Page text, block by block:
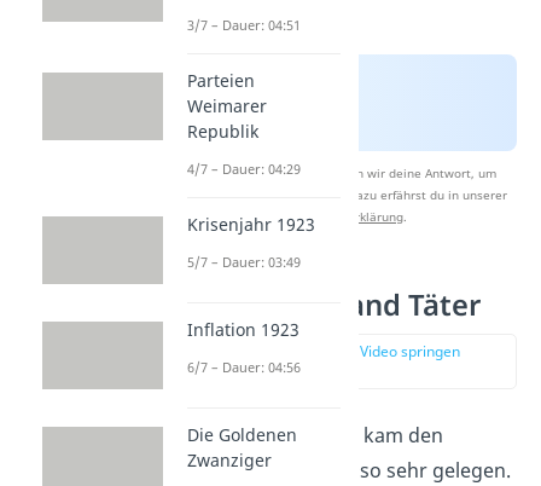
Nach Beantwortung speichern wir deine Antwort, um
Studyflix zu verbessern. Mehr dazu erfährst du in unserer
Datenschutzerklärung.
Reichstagsbrand Täter
zur Stelle im Video springen
(03:09)
Der Reichstagsbrand kam den
Nationalsozialisten also sehr gelegen.
3/7 – Dauer: 04:51
Parteien
Weimarer
Republik
4/7 – Dauer: 04:29
Krisenjahr 1923
5/7 – Dauer: 03:49
Inflation 1923
6/7 – Dauer: 04:56
Die Goldenen
Zwanziger